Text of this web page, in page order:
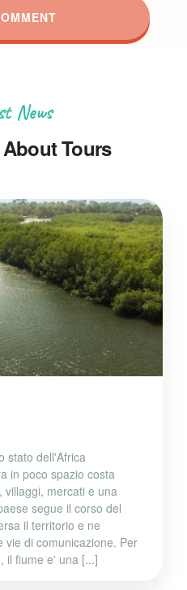
News
Tours
stato dell'Africa
in poco spazio costa
villaggi, mercati e una
segue il corso del
il territorio e ne
vie di comunicazione. Per
il fiume e' una [...]